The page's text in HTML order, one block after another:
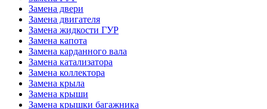
Замена двери
Замена двигателя
Замена жидкости ГУР
Замена капота
Замена карданного вала
Замена катализатора
Замена коллектора
Замена крыла
Замена крыши
Замена крышки багажника